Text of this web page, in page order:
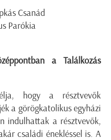
Csanád
Parókia
a Találkozás
hogy a résztvevők
a görögkatolikus egyházi
indulhattak a résztvevők,
családi énekléssel is. A